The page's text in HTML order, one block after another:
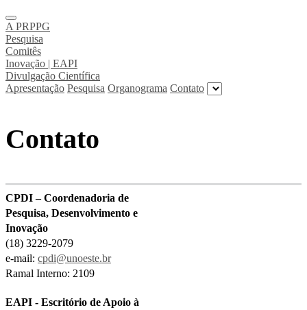
A PRPPG
Pesquisa
Comitês
Inovação | EAPI
Divulgação Científica
Apresentação Pesquisa Organograma Contato
Contato
CPDI – Coordenadoria de
Pesquisa, Desenvolvimento e
Inovação
(18) 3229-2079
e-mail: cpdi@unoeste.br
Ramal Interno: 2109
EAPI - Escritório de Apoio à